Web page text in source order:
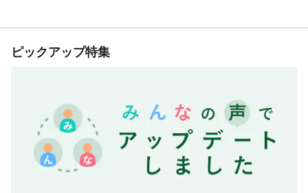
ピックアップ特集